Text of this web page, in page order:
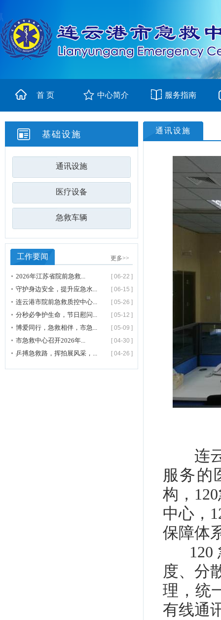
首 页 中心简介 服务指南
基础设施
通讯设施
医疗设备
急救车辆
工作要闻 更多>>
[ 06-22 ]
2026年江苏省院前急救...
[ 06-15 ]
守护身边安全，提升应急水...
[ 05-26 ]
连云港市院前急救质控中心...
[ 05-12 ]
分秒必争护生命，节日慰问...
[ 05-09 ]
博爱同行，急救相伴，市急...
[ 04-30 ]
市急救中心召开2026年...
[ 04-26 ]
乒搏急救路，挥拍展风采，...
通讯设施
连
服务的
构， 120
中心，
保障体
120
度、分
理，统
有线通